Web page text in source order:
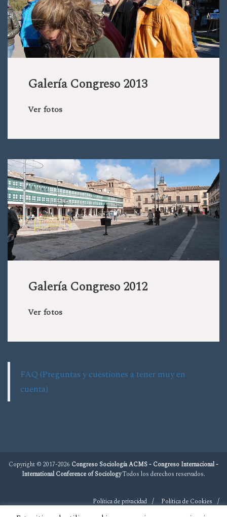
Galería Congreso 2013
Ver fotos
Galería Congreso 2012
Ver fotos
FAQ (Preguntas y cuestiones a tener muy en
cuenta)
Copyright © 2017-2026 Congreso Sociología ACMS - Congreso Internacional -
International Conference of SociologyTodos los derechos reservados.
Política de privacidad Política de Cookies